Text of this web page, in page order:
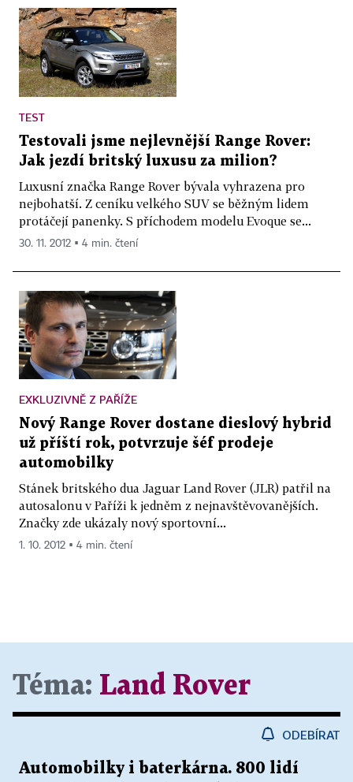
TEST
Testovali jsme nejlevnější Range Rover:
Jak jezdí britský luxusu za milion?
Luxusní značka Range Rover bývala vyhrazena pro
nejbohatší. Z ceníku velkého SUV se běžným lidem
protáčejí panenky. S příchodem modelu Evoque se...
30. 11. 2012 ▪ 4 min. čtení
EXKLUZIVNĚ Z PAŘÍŽE
Nový Range Rover dostane dieslový hybrid
už příští rok, potvrzuje šéf prodeje
automobilky
Stánek britského dua Jaguar Land Rover (JLR) patřil na
autosalonu v Paříži k jedněm z nejnavštěvovanějších.
Značky zde ukázaly nový sportovní...
1. 10. 2012 ▪ 4 min. čtení
Téma: Land Rover
ODEBÍRAT
Automobilky i baterkárna. 800 lidí